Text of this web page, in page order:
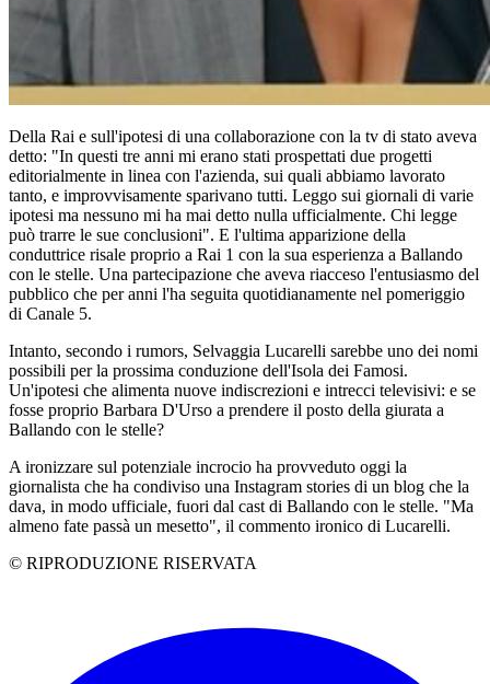
Della Rai e sull'ipotesi di una collaborazione con la tv di stato aveva
detto: "In questi tre anni mi erano stati prospettati due progetti
editorialmente in linea con l'azienda, sui quali abbiamo lavorato
tanto, e improvvisamente sparivano tutti. Leggo sui giornali di varie
ipotesi ma nessuno mi ha mai detto nulla ufficialmente. Chi legge
può trarre le sue conclusioni". E l'ultima apparizione della
conduttrice risale proprio a Rai 1 con la sua esperienza a Ballando
con le stelle. Una partecipazione che aveva riacceso l'entusiasmo del
pubblico che per anni l'ha seguita quotidianamente nel pomeriggio
di Canale 5.
Intanto, secondo i rumors, Selvaggia Lucarelli sarebbe uno dei nomi
possibili per la prossima conduzione dell'Isola dei Famosi.
Un'ipotesi che alimenta nuove indiscrezioni e intrecci televisivi: e se
fosse proprio Barbara D'Urso a prendere il posto della giurata a
Ballando con le stelle?
A ironizzare sul potenziale incrocio ha provveduto oggi la
giornalista che ha condiviso una Instagram stories di un blog che la
dava, in modo ufficiale, fuori dal cast di Ballando con le stelle. "Ma
almeno fate passà un mesetto", il commento ironico di Lucarelli.
© RIPRODUZIONE RISERVATA